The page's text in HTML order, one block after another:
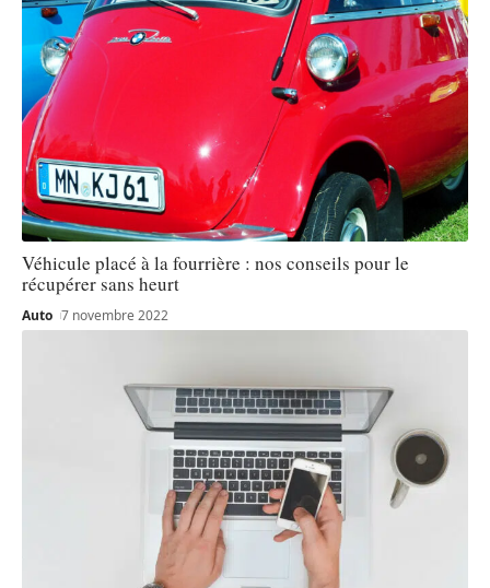
Véhicule placé à la fourrière : nos conseils pour le
récupérer sans heurt
Auto 7 novembre 2022